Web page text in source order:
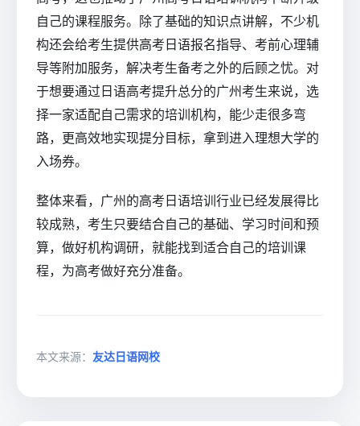
自己的课程服务。除了基础的知识点讲解，不少机
构还会给考生提供高考日语报名指导、考前心理辅
导等附加服务，解决考生备考之外的后顾之忧。对
于想要通过日语高考提升总分的广州考生来说，选
择一家适配自己需求的培训机构，能少走很多弯
路，更高效地实现提分目标，拿到进入理想大学的
入场券。
整体来看，广州的高考日语培训行业已经发展得比
较成熟，考生只要结合自己的基础、学习时间和预
算，做好机构调研，就能找到适合自己的培训课
程，为高考做好充分准备。
本文来源： 友达日语网校